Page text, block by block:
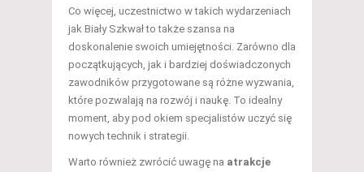
Co więcej, uczestnictwo w takich wydarzeniach
jak Biały Szkwał to także szansa na
doskonalenie swoich umiejętności. Zarówno dla
początkujących, jak i bardziej doświadczonych
zawodników przygotowane są różne wyzwania,
które pozwalają na rozwój i naukę. To idealny
moment, aby pod okiem specjalistów uczyć się
nowych technik i strategii.
Warto również zwrócić uwagę na atrakcje